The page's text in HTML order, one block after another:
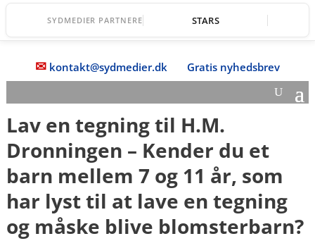
SYDMEDIER PARTNERE STARS
✉ kontakt@sydmedier.dk Gratis nyhedsbrev
Lav en tegning til H.M.
Dronningen – Kender du et
barn mellem 7 og 11 år, som
har lyst til at lave en tegning
og måske blive blomsterbarn?